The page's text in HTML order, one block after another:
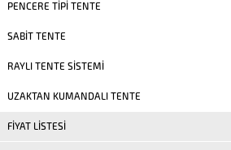
PENCERE TIPI TENTE
SABIT TENTE
RAYLI TENTE SISTEMI
UZAKTAN KUMANDALI TENTE
FIYAT LISTESI